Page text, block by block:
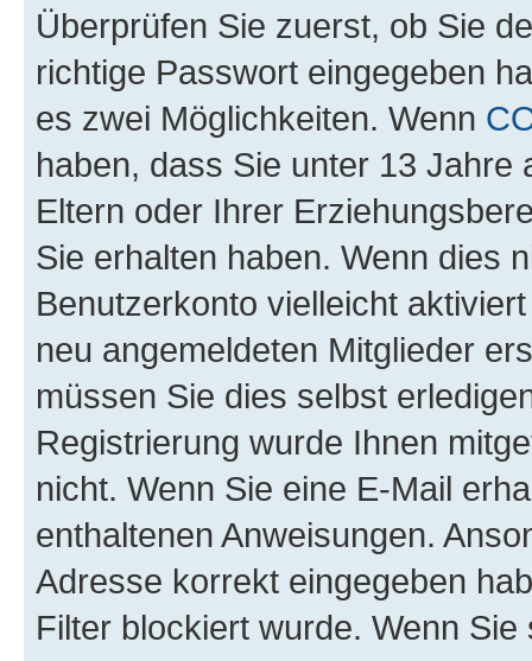
Überprüfen Sie zuerst, ob Sie
richtige Passwort eingegeben
es zwei Möglichkeiten. Wenn
haben, dass Sie unter 13 Jahre
Eltern oder Ihrer
Sie erhalten haben. Wenn dies
Benutzerkonto vielleicht
neu angemeldeten Mitglieder
müssen Sie dies selbst
Registrierung wurde Ihnen
nicht. Wenn Sie eine E-Mail
enthaltenen Anweisungen.
Adresse korrekt eingegeben
Filter blockiert wurde. Wenn